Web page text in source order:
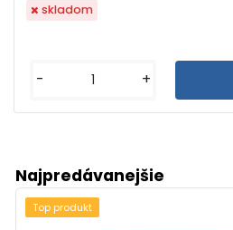
skladom
- +
Najpredávanejšie
Top produkt